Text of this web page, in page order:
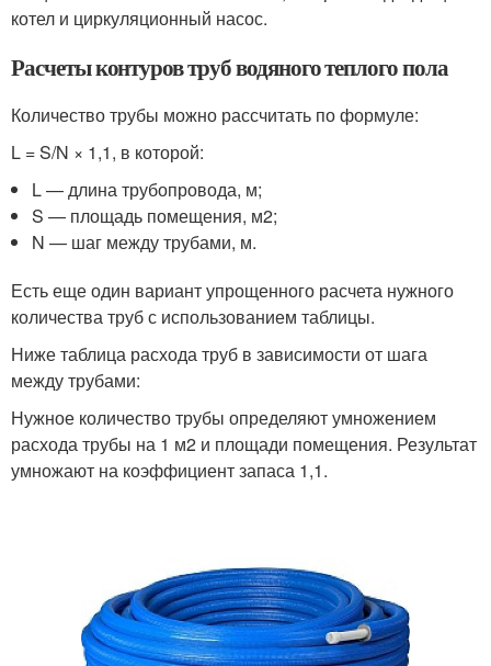
котел и циркуляционный насос.
Расчеты контуров труб водяного теплого пола
Количество трубы можно рассчитать по формуле:
L = S/N × 1,1, в которой:
L — длина трубопровода, м;
S — площадь помещения, м2;
N — шаг между трубами, м.
Есть еще один вариант упрощенного расчета нужного
количества труб с использованием таблицы.
Ниже таблица расхода труб в зависимости от шага
между трубами:
Нужное количество трубы определяют умножением
расхода трубы на 1 м2 и площади помещения. Результат
умножают на коэффициент запаса 1,1.